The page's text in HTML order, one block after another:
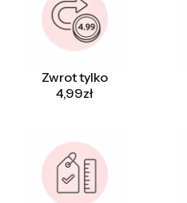
Zwrot tylko
4,99zł